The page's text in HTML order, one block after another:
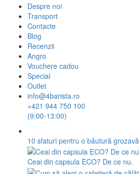
Despre noi
Transport
Contacte
Blog
Recenzii
Angro
Vouchere cadou
Special
Outlet
info@4barista.ro
+421 944 750 100
(9:00-13:00)
10 sfaturi pentru o băutură grozavă
Ceai din capsula ECO? De ce nu.